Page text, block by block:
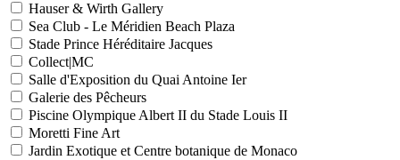
Hauser & Wirth Gallery
Sea Club - Le Méridien Beach Plaza
Stade Prince Héréditaire Jacques
Collect|MC
Salle d'Exposition du Quai Antoine Ier
Galerie des Pêcheurs
Piscine Olympique Albert II du Stade Louis II
Moretti Fine Art
Jardin Exotique et Centre botanique de Monaco